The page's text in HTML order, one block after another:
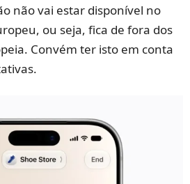
não vai estar disponível no
ou seja, fica de fora dos
Convém ter isto em conta